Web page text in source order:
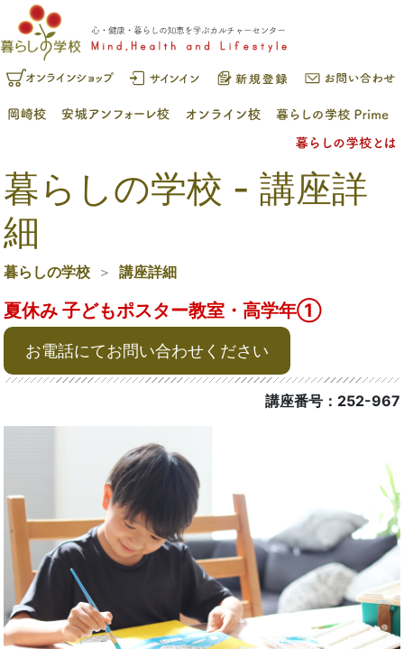
暮らしの学校 - 講座詳
細
暮らしの学校 講座詳細
夏休み 子どもポスター教室・高学年①
お電話にてお問い合わせください
講座番号：252-967